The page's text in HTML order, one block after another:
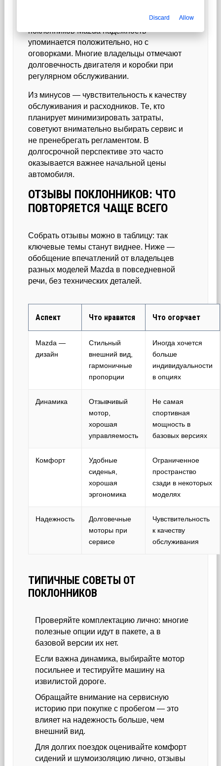
поклонников Mazda надежность
упоминается положительно, но с
оговорками. Многие владельцы отмечают
долговечность двигателя и коробки при
регулярном обслуживании.
Из минусов — чувствительность к качеству
обслуживания и расходников. Те, кто
планирует минимизировать затраты,
советуют внимательно выбирать сервис и
не пренебрегать регламентом. В
долгосрочной перспективе это часто
оказывается важнее начальной цены
автомобиля.
ОТЗЫВЫ ПОКЛОННИКОВ: ЧТО
ПОВТОРЯЕТСЯ ЧАЩЕ ВСЕГО
Собрать отзывы можно в таблицу: так
ключевые темы станут виднее. Ниже —
обобщение впечатлений от владельцев
разных моделей Mazda в повседневной
речи, без технических деталей.
Аспект Что нравится Что огорчает
Mazda —
дизайн
Стильный
внешний вид,
гармоничные
пропорции
Иногда хочется
больше
индивидуальности
в опциях
Динамика
Отзывчивый
мотор,
хорошая
управляемость
Не самая
спортивная
мощность в
базовых версиях
Комфорт
Удобные
сиденья,
хорошая
эргономика
Ограниченное
пространство
сзади в некоторых
моделях
Надежность
Долговечные
моторы при
сервисе
Чувствительность
к качеству
обслуживания
ТИПИЧНЫЕ СОВЕТЫ ОТ
ПОКЛОННИКОВ
Проверяйте комплектацию лично: многие
полезные опции идут в пакете, а в
базовой версии их нет.
Если важна динамика, выбирайте мотор
посильнее и тестируйте машину на
извилистой дороге.
Обращайте внимание на сервисную
историю при покупке с пробегом — это
влияет на надежность больше, чем
внешний вид.
Для долгих поездок оценивайте комфорт
сидений и шумоизоляцию лично, отзывы
Discard Allow